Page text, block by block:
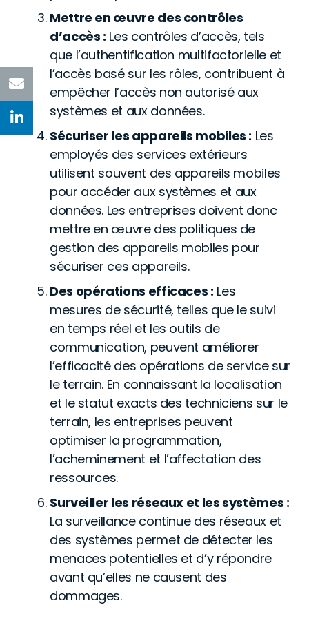
Mettre en œuvre des contrôles
d’accès : Les contrôles d’accès, tels
que l’authentification multifactorielle et
l’accès basé sur les rôles, contribuent à
empêcher l’accès non autorisé aux
systèmes et aux données.
Sécuriser les appareils mobiles : Les
employés des services extérieurs
utilisent souvent des appareils mobiles
pour accéder aux systèmes et aux
données. Les entreprises doivent donc
mettre en œuvre des politiques de
gestion des appareils mobiles pour
sécuriser ces appareils.
Des opérations efficaces : Les
mesures de sécurité, telles que le suivi
en temps réel et les outils de
communication, peuvent améliorer
l’efficacité des opérations de service sur
le terrain. En connaissant la localisation
et le statut exacts des techniciens sur le
terrain, les entreprises peuvent
optimiser la programmation,
l’acheminement et l’affectation des
ressources.
Surveiller les réseaux et les systèmes :
La surveillance continue des réseaux et
des systèmes permet de détecter les
menaces potentielles et d’y répondre
avant qu’elles ne causent des
dommages.